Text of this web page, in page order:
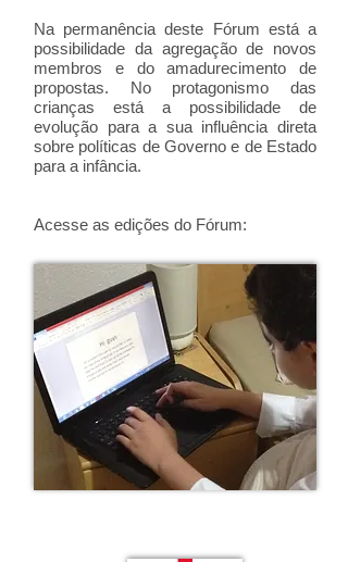
Na permanência deste Fórum está a
possibilidade da agregação de novos
membros e do amadurecimento de
propostas. No protagonismo das
crianças está a possibilidade de
evolução para a sua influência direta
sobre políticas de Governo e de Estado
para a infância.
Acesse as edições do Fórum: